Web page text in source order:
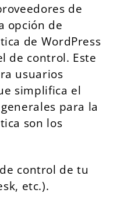
de
opción de
de WordPress
de control. Este
usuarios
simplifica el
para la
son los
control de tu
etc.).